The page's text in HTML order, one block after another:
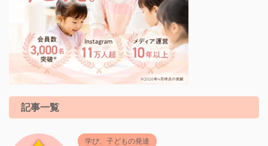
記事一覧
学び、子どもの発達